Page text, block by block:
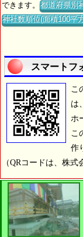
できます。都道府県別
神社数順位(面積100平
スマートフ
こ
は
ホ
こ
作
（QRコードは、株